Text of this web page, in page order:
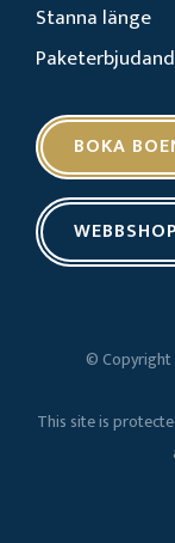
Stanna länge
BOKA
WEBBSHOP
© Copyright
This site is